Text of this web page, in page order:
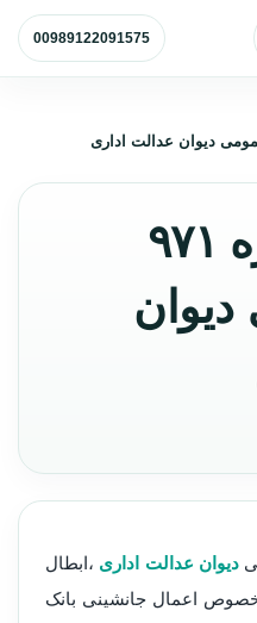
کردن منو
00989122091575
دادنامه شماره ۹۷۱
دیوان عدالت اداری ،ابطال
اعمال جانشینی بانک